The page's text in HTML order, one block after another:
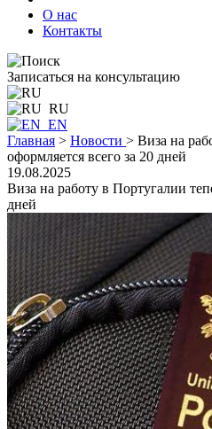
О нас
Контакты
Записаться на консультацию
RU
EN
Главная > Новости > Виза на
оформляется всего за 20 дней
19.08.2025
Виза на работу в Португалии
дней